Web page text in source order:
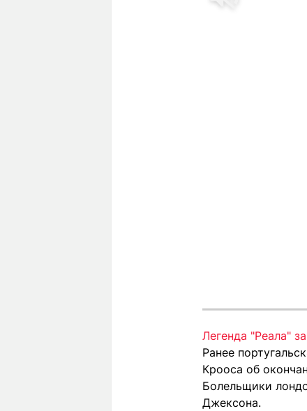
Легенда "Реала"
Ранее
Крооса об
Болельщики
Джексона.